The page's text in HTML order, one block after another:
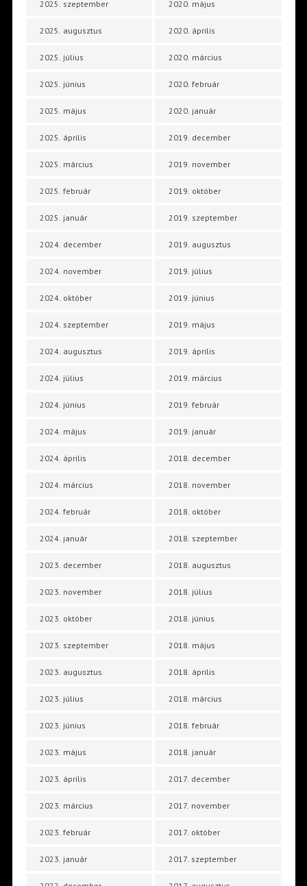
2025. szeptember
2025. augusztus
2025. július
2025. június
2025. május
2025. április
2025. március
2025. február
2025. január
2024. december
2024. november
2024. október
2024. szeptember
2024. augusztus
2024. július
2024. június
2024. május
2024. április
2024. március
2024. február
2024. január
2023. december
2023. november
2023. október
2023. szeptember
2023. augusztus
2023. július
2023. június
2023. május
2023. április
2023. március
2023. február
2023. január
2020. május
2020. április
2020. március
2020. február
2020. január
2019. december
2019. november
2019. október
2019. szeptember
2019. augusztus
2019. július
2019. június
2019. május
2019. április
2019. március
2019. február
2019. január
2018. december
2018. november
2018. október
2018. szeptember
2018. augusztus
2018. július
2018. június
2018. május
2018. április
2018. március
2018. február
2018. január
2017. december
2017. november
2017. október
2017. szeptember